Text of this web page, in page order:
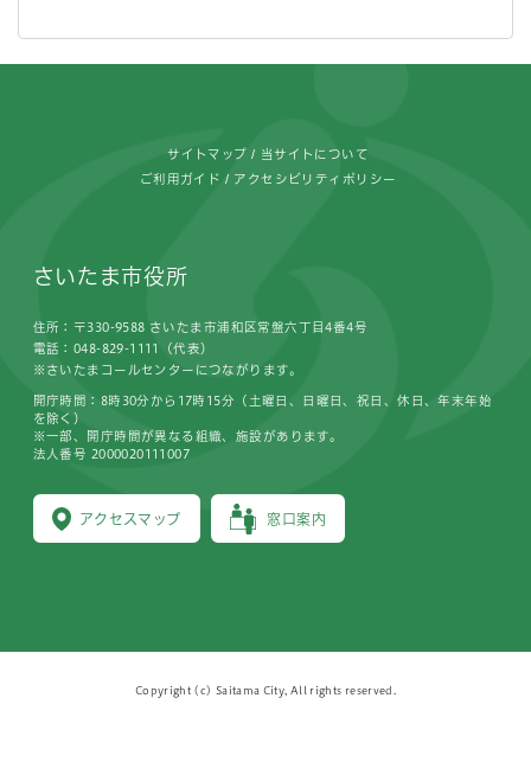
サイトマップ 当サイトについて
ご利用ガイド アクセシビリティポリシー
さいたま市役所
住所：〒330-9588 さいたま市浦和区常盤六丁目4番4号
電話：048-829-1111（代表）
※さいたまコールセンターにつながります。
アクセスマップ 窓口案内
開庁時間：8時30分から17時15分（土曜日、日曜日、祝日、休日、年末年始
を除く）
※一部、開庁時間が異なる組織、施設があります。
法人番号 2000020111007
Copyright (c) Saitama City, All rights reserved.